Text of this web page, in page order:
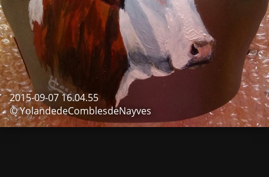
2015-09-07 16.04.55
© YolandedeComblesdeNayves